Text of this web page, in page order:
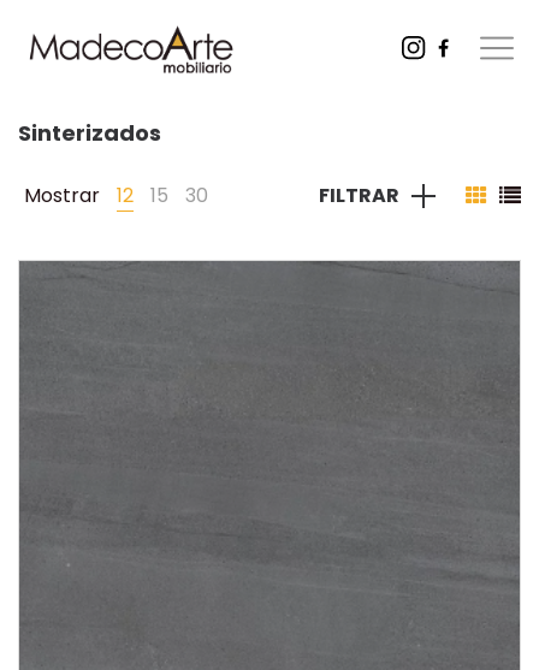
Sinterizados
Mostrar 12 15 30 FILTRAR